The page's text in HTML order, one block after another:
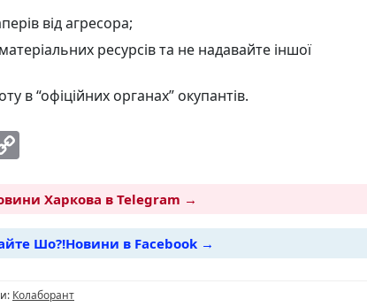
від агресора;
ресурсів та не надавайте іншої
в “офіційних органах” окупантів.
p
y
Li
n
Харкова в Telegram →
Шо?!Новини в Facebook →
Колаборант